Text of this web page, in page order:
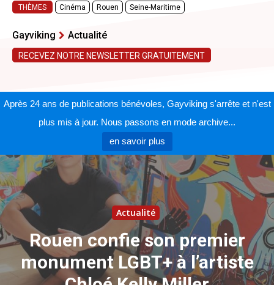
THÈMES Cinéma Rouen Seine-Maritime
Gayviking Actualité
RECEVEZ NOTRE NEWSLETTER GRATUITEMENT